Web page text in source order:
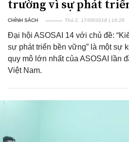
trường vì sự phát
CHÍNH SÁCH Thứ 2, 17/09/2018 | 16:26
Đại hội ASOSAI 14 với chủ đề:
sự phát triển bền vững” là một sự
quy mô lớn nhất của ASOSAI lần
Việt Nam.